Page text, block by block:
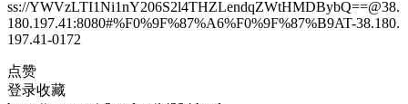
ss://YWVzLTI1Ni1nY206S2l4THZLendqZWtHMDBybQ==@38.
180.197.41:8080#%F0%9F%87%A6%F0%9F%87%B9AT-38.180.
197.41-0172
点赞
登录收藏